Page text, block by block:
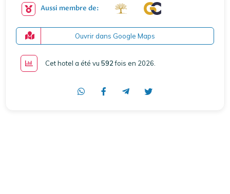
Aussi membre de:
Ouvrir dans Google Maps
Cet hotel a été vu 592fois en 2026